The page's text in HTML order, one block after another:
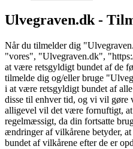
Ulvegraven.dk -
Når du tilmelder dig
"vores", "Ulvegraven.dk",
at være retsgyldigt bundet af de
tilmelde dig og/eller bruge
i at være retsgyldigt bundet af
disse til enhver tid, og vi vil gøre
alligevel vil det være fornuftigt,
regelmæssigt, da din fortsatte
ændringer af vilkårene betyder,
bundet af vilkårene efter de er